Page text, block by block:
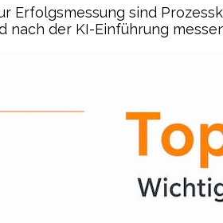
Erfolgsmessung sind
nach der KI-Einführung